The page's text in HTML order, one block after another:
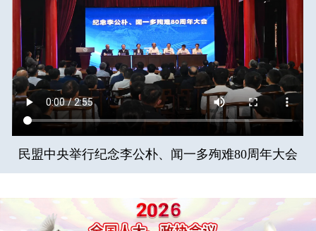
民盟中央举行纪念李公朴、闻一多殉难80周年大会